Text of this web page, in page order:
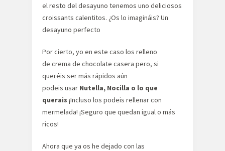
el resto del desayuno tenemos uno deliciosos
croissants calentitos. ¿Os lo imagináis? Un
desayuno perfecto
Por cierto, yo en este caso los relleno
de crema de chocolate casera pero, si
queréis ser más rápidos aún
podeis usar Nutella, Nocilla o lo que
querais ¡Incluso los podeis rellenar con
mermelada! ¡Seguro que quedan igual o más
ricos!
Ahora que ya os he dejado con las